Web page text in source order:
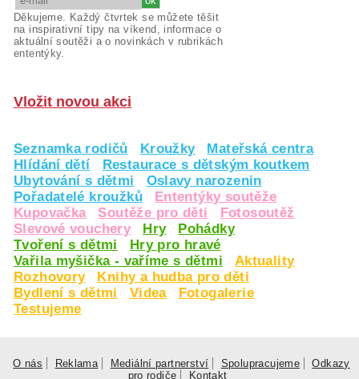
Děkujeme. Každý čtvrtek se můžete těšit
na inspirativní tipy na víkend, informace o
aktuální soutěži a o novinkách v rubrikách
ententýky.
Vložit novou akci
Seznamka rodičů Kroužky
Mateřská centra
Hlídání dětí
Restaurace s dětským koutkem
Ubytování s dětmi
Oslavy narozenin
Pořadatelé kroužků
Ententýky soutěže
Kupovačka
Soutěže pro děti
Fotosoutěž
Slevové vouchery
Hry
Pohádky
Tvoření s dětmi
Hry pro hravé
Vařila myšička - vaříme s dětmi
Aktuality
Rozhovory
Knihy a hudba pro děti
Bydlení s dětmi
Videa
Fotogalerie
Testujeme
O nás Reklama Mediální partnerství Spolupracujeme
Odkazy
pro rodiče
Kontakt